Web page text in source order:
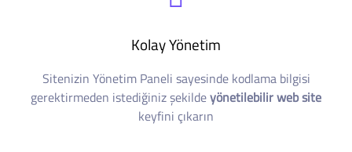
Kolay Yönetim
Sitenizin Yönetim Paneli sayesinde kodlama bilgisi
gerektirmeden istediğiniz şekildeyönetilebilir web site
keyfini çıkarın